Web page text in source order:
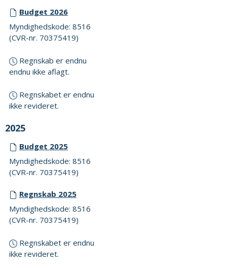
Budget 2026
Myndighedskode: 8516
(CVR-nr. 70375419)
Regnskab er endnu
endnu ikke aflagt.
Regnskabet er endnu
ikke revideret.
2025
Budget 2025
Myndighedskode: 8516
(CVR-nr. 70375419)
Regnskab 2025
Myndighedskode: 8516
(CVR-nr. 70375419)
Regnskabet er endnu
ikke revideret.